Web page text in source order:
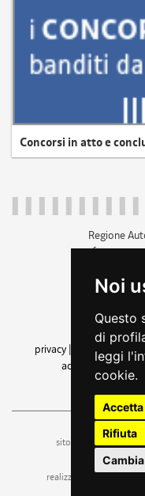
Noi
Questo
di
leggi
cookie.
Accetta
Rifiuta
Concorsi in atto e
Regione
c.f.
privacy
cookie |note
accessibilità|
sito a cura dell'
realizzazione